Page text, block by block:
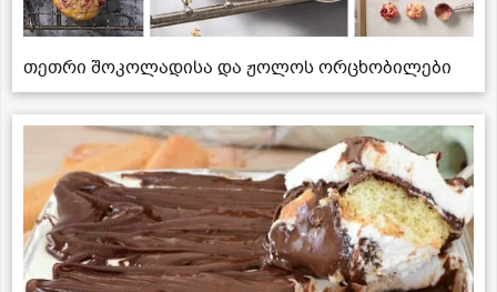
თეთრი შოკოლადისა და ჟოლოს ორცხობილები